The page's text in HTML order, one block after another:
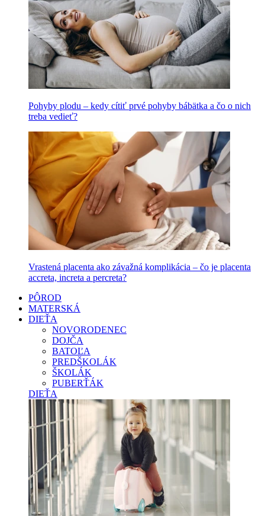
Pohyby plodu – kedy cítiť prvé pohyby bábätka a čo o nich
treba vedieť?
Vrastená placenta ako závažná komplikácia – čo je placenta
accreta, increta a percreta?
PÔROD
MATERSKÁ
DIEŤA
NOVORODENEC
DOJČA
BATOĽA
PREDŠKOLÁK
ŠKOLÁK
PUBERŤÁK
DIEŤA